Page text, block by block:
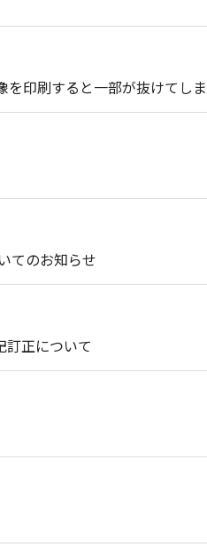
印刷すると一部が抜けてし
てのお知らせ
訂正について